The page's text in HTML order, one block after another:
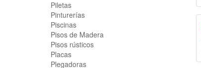
Piletas
Pinturerías
Piscinas
Pisos de Madera
Pisos rústicos
Placas
Plegadoras